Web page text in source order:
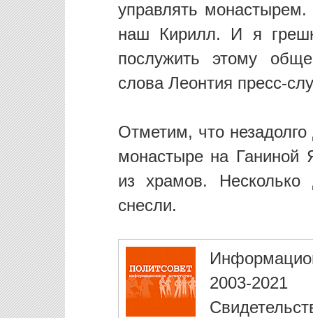
управлять
наш Кирилл. И я
послужить этому
слова Леонтия пресс-
Отметим, что
монастыре на
из храмов.
снесли.
2003-2021